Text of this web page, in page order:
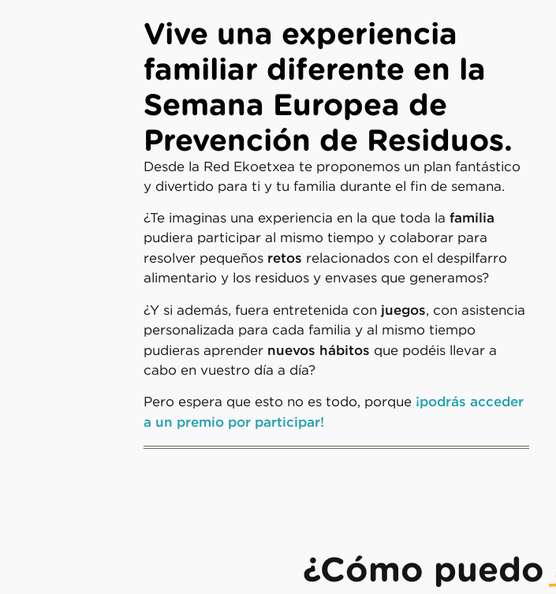
Vive una experiencia
familiar diferente en la
Semana Europea de
Prevención de Residuos.
Desde la Red Ekoetxea te proponemos un plan fantástico
y divertido para ti y tu familia durante el fin de semana.
¿Te imaginas una experiencia en la que toda la familia
pudiera participar al mismo tiempo y colaborar para
resolver pequeños retos relacionados con el despilfarro
alimentario y los residuos y envases que generamos?
¿Y si además, fuera entretenida con juegos, con asistencia
personalizada para cada familia y al mismo tiempo
pudieras aprender nuevos hábitos que podéis llevar a
cabo en vuestro día a día?
Pero espera que esto no es todo, porque ¡podrás acceder
a un premio por participar!
¿Cómo puedo